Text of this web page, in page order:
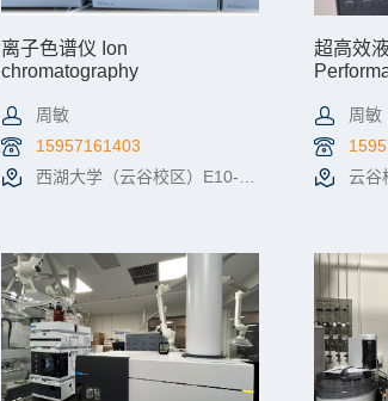
离子色谱仪 Ion
chromatography
周敏
15957161403
西湖大学（云谷校区）E10-146
超高效
Detector
周敏
云谷